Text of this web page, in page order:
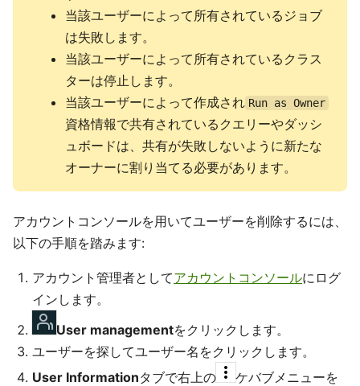
当該ユーザーによって所有されているジョブ
は失敗します。
当該ユーザーによって所有されているクラス
ターは停止します。
当該ユーザーによって作成され Run as Owner
資格情報で共有されているクエリーやダッシ
ュボードは、共有が失敗しないように新たな
オーナーに割り当てる必要があります。
アカウントコンソールを用いてユーザーを削除するには、
以下の手順を踏みます:
アカウント管理者としてアカウントコンソールにログ
インします。
User managementをクリックします。
ユーザーを探してユーザー名をクリックします。
User Informationタブで右上の
ケバブメニューを